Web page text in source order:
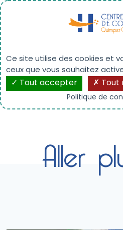
Innovation et
Aller
Panneau de gestion des cookies
Ce site utilise des cookies et
ceux que vous souhaitez
Tout accepter Tout
Politique de